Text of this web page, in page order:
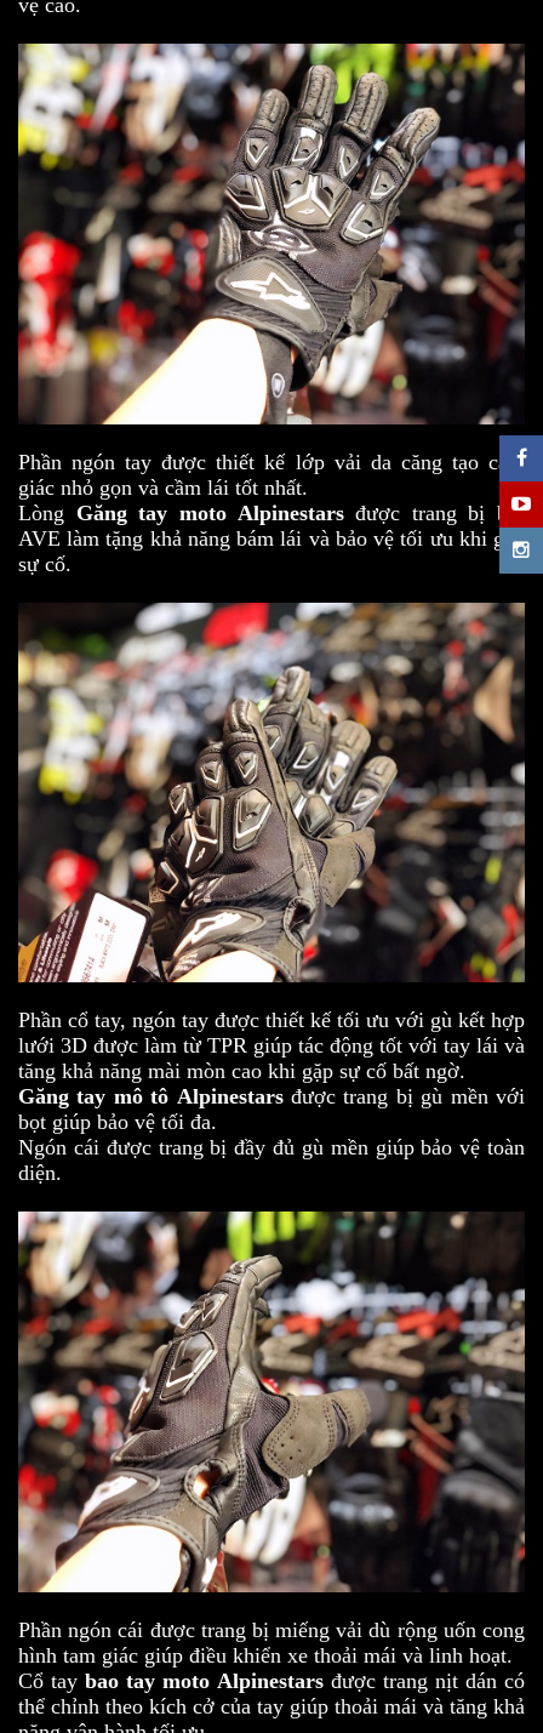
vệ cao.
Phần ngón tay được thiết kế lớp vải da căng tạo cảm
giác nhỏ gọn và cầm lái tốt nhất.
Lòng Găng tay moto Alpinestars được trang bị bọt
AVE làm tặng khả năng bám lái và bảo vệ tối ưu khi gặp
sự cố.
Phần cổ tay, ngón tay được thiết kế tối ưu với gù kết hợp
lưới 3D được làm từ TPR giúp tác động tốt với tay lái và
tăng khả năng mài mòn cao khi gặp sự cố bất ngờ.
Găng tay mô tô Alpinestarsđược trang bị gù mền với
bọt giúp bảo vệ tối đa.
Ngón cái được trang bị đầy đủ gù mền giúp bảo vệ toàn
diện.
Phần ngón cái được trang bị miếng vải dù rộng uốn cong
hình tam giác giúp điều khiển xe thoải mái và linh hoạt.
Cổ tay bao tay moto Alpinestars được trang nịt dán có
thể chỉnh theo kích cở của tay giúp thoải mái và tăng khả